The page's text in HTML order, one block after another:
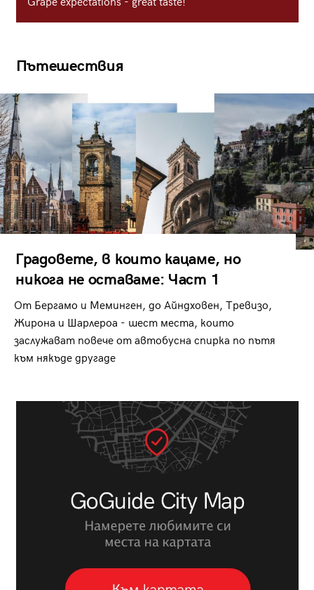
Пътешествия
Градовете, в които кацаме, но
никога не оставаме: Част 1
От Бергамо и Меминген, до Айндховен, Тревизо,
Жирона и Шарлероа - шест места, които
заслужават повече от автобусна спирка по пътя
към някъде другаде